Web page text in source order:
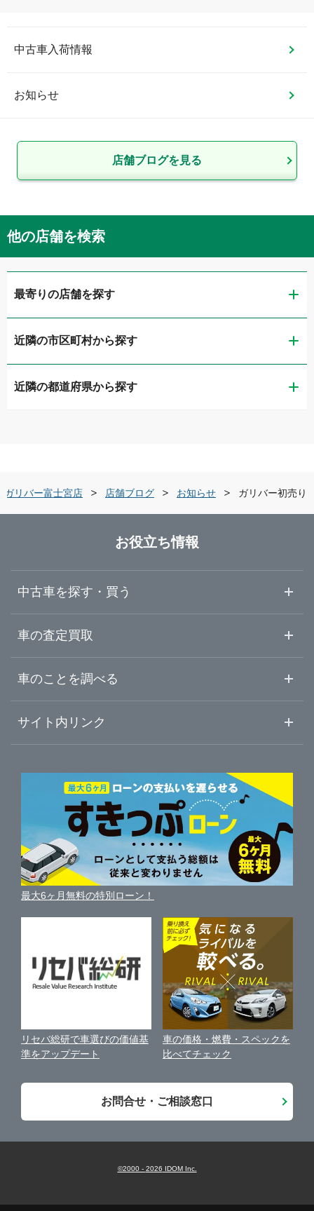
中古車入荷情報
お知らせ
店舗ブログを見る
他の店舗を検索
最寄りの店舗を探す
ガリバー静岡流通通り店
LIBERALA リベラーラ静岡
ガリバー住吉バイパス店
LIBERALA リベラーラ浜松和田
ガリバー浜松宮竹店
ガリバー車検 浜松宮竹店
LIBERALA リベラーラ沼津
ガリバー沼津学園通り店
ガリバー富士宮店
ガリバー伊東店
ガリバー富士店
LIBERALA リベラーラ掛川
近隣の市区町村から探す
静岡市葵区
富士宮市
伊東市
富士市
磐田市
藤枝市
袋井市
駿東郡清水町
近隣の都道府県から探す
山梨県
長野県
岐阜県
静岡県
三重県
ガリバー富士宮店 店舗ブログ お知らせ ガリバー初売り
お役立ち情報
中古車を探す・買う
中古車情報・中古車検索
初めての中古車購入ガイド
中古車人気ランキング
自動車ローンを調べる
ガリバーの自動車ローン
車買い替えの基礎知識
近くのお店で車を探す
車の査定買取
車査定・車買取ならガリバー
ガリバーの査定が選ばれる理由
車を売る時よくある質問
便利な査定サービス
中古車買取相場（毎月更新）
車の個人売買ガイド
車のことを調べる
車初心者まとめ
新車・中古車カタログ
車の燃費を調べる
車種別クチコミ
車比較サイト
サイト内リンク
サイトマップ
サイトの使用条件
利用規約
保険代理店業務に関する基本方針
古物営業法に基づく表示
お客様の声
会社案内
最大6ヶ月無料の特別ローン！
リセバ総研で車選びの価値基
準をアップデート
車の価格・燃費・スペックを
比べてチェック
お問合せ・ご相談窓口
©2000 - 2026 IDOM Inc.